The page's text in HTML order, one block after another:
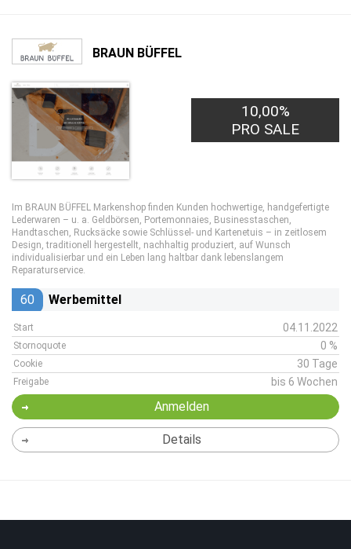
BRAUN BÜFFEL
10,00%
PRO SALE
Im BRAUN BÜFFEL Markenshop finden Kunden hochwertige, handgefertigte
Lederwaren – u. a. Geldbörsen, Portemonnaies, Businesstaschen,
Handtaschen, Rucksäcke sowie Schlüssel- und Kartenetuis – in zeitlosem
Design, traditionell hergestellt, nachhaltig produziert, auf Wunsch
individualisierbar und ein Leben lang haltbar dank lebenslangem
Reparaturservice.
60 Werbemittel
Start 04.11.2022
Stornoquote 0 %
Cookie 30 Tage
Freigabe bis 6 Wochen
Anmelden
Details